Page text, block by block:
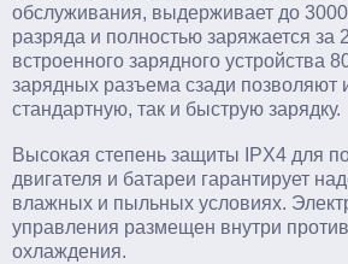
обслуживания, выдерживает до
разряда и полностью заряжается за
встроенного зарядного устройства
зарядных разъема сзади позволяют
стандартную, так и быструю зарядку.
Высокая степень защиты IPX4 для
двигателя и батареи гарантирует
влажных и пыльных условиях.
управления размещен внутри
охлаждения.